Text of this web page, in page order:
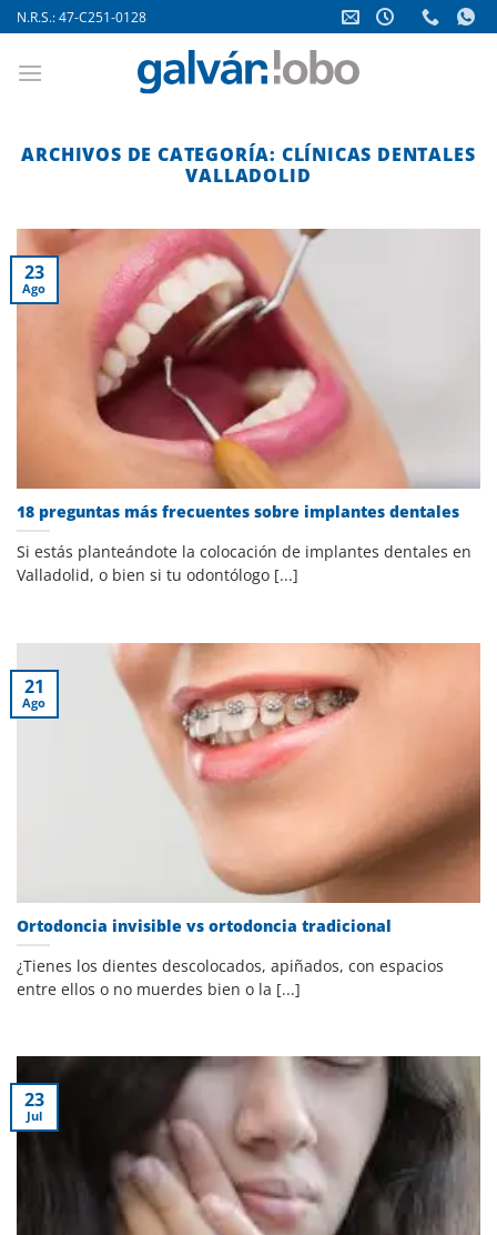
Saltar
al
contenido
N.R.S.: 47-C251-0128
ARCHIVOS DE CATEGORÍA: CLÍNICAS DENTALES
VALLADOLID
18 preguntas más frecuentes sobre implantes dentales
Si estás planteándote la colocación de implantes dentales en
Valladolid, o bien si tu odontólogo [...]
23
Ago
Ortodoncia invisible vs ortodoncia tradicional
¿Tienes los dientes descolocados, apiñados, con espacios
entre ellos o no muerdes bien o la [...]
21
Ago
23
Jul